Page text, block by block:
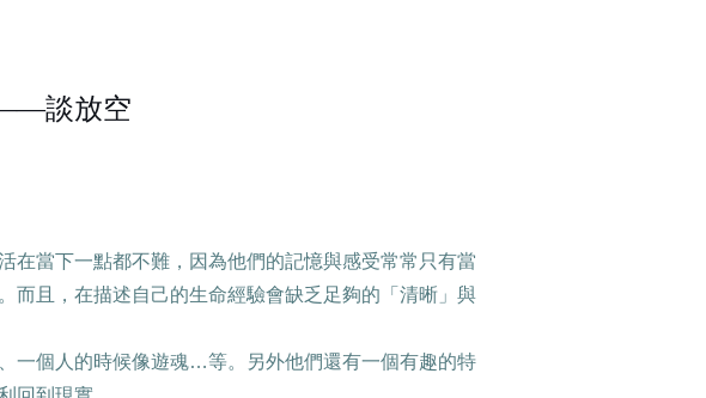
談放空
在當下一點都不難，因為他們的記憶與感受常常只有當
而且，在描述自己的生命經驗會缺乏足夠的「清晰」與
一個人的時候像遊魂…等。另外他們還有一個有趣的特